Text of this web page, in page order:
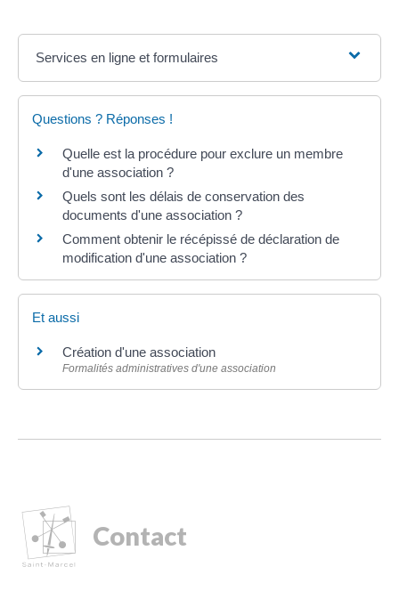
Services en ligne et formulaires
Questions ? Réponses !
Quelle est la procédure pour exclure un membre
d'une association ?
Quels sont les délais de conservation des
documents d'une association ?
Comment obtenir le récépissé de déclaration de
modification d'une association ?
Et aussi
Création d'une association
Formalités administratives d'une association
Contact